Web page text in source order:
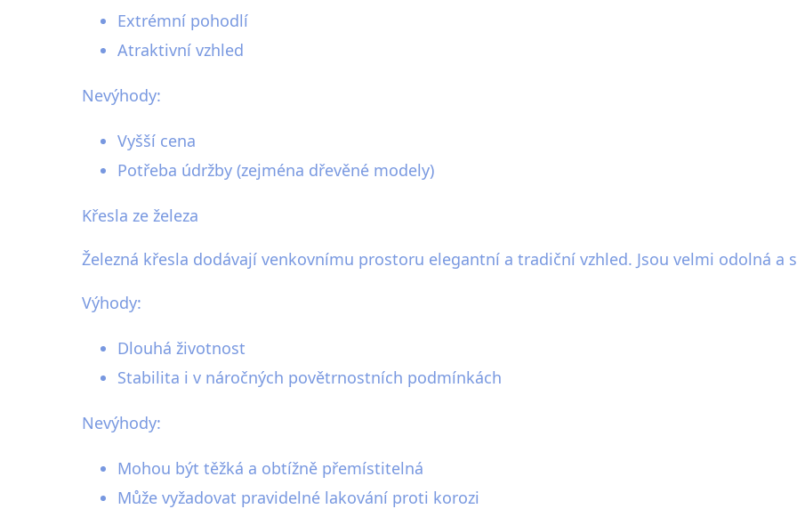
Extrémní pohodlí
Atraktivní vzhled
Nevýhody:
Vyšší cena
Potřeba údržby (zejména dřevěné modely)
Křesla ze železa
Železná křesla dodávají venkovnímu prostoru elegantní a tradiční vzhled. Jsou velmi odolná a
Výhody:
Dlouhá životnost
Stabilita i v náročných povětrnostních podmínkách
Nevýhody:
Mohou být těžká a obtížně přemístitelná
Může vyžadovat pravidelné lakování proti korozi